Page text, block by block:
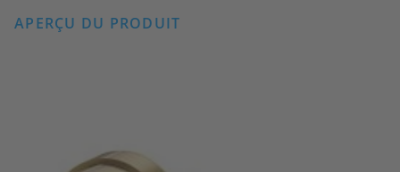
APERÇU DU PRODUIT